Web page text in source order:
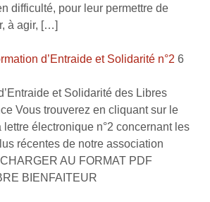
difficulté, pour leur permettre de
à agir, […]
d’Entraide et Solidarité n°2 6
et Solidarité des Libres
Vous trouverez en cliquant sur le
lettre électronique n°2 concernant les
récentes de notre association
AU FORMAT PDF
BIENFAITEUR